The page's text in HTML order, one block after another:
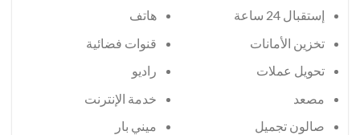
إستقبال 24 ساعة
تخزين الأمانات
تحويل عملات
مصعد
صالون تجميل
هاتف
قنوات فضائية
راديو
خدمة الإنترنت
ميني بار